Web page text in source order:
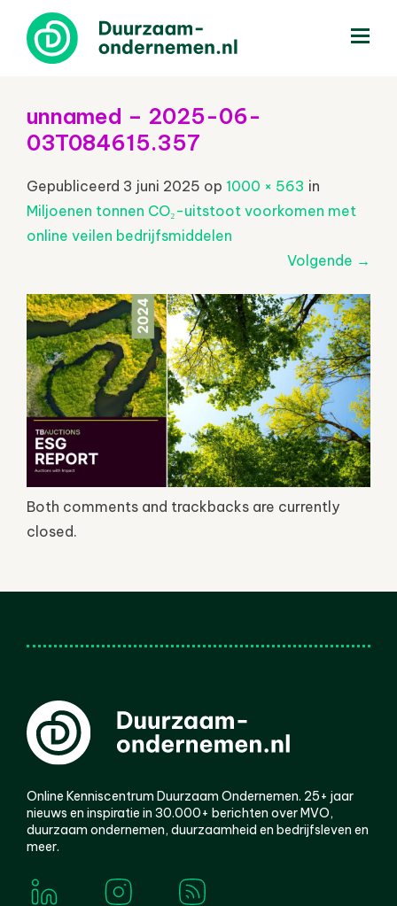
unnamed – 2025-06-
03T084615.357
Gepubliceerd 3 juni 2025 op 1000 × 563 in
Miljoenen tonnen CO₂-uitstoot voorkomen met
online veilen bedrijfsmiddelen
Volgende →
Both comments and trackbacks are currently
closed.
Online Kenniscentrum Duurzaam Ondernemen. 25+ jaar
nieuws en inspiratie in 30.000+ berichten over MVO,
duurzaam ondernemen, duurzaamheid en bedrijfsleven en
meer.